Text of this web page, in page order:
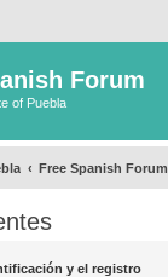
Forum
of Puebla
Free Spanish Forum
y el registro